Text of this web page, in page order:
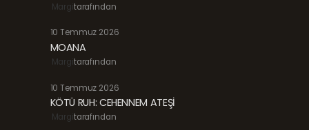
Margitarafından
10 Temmuz 2026
MOANA
Margitarafından
10 Temmuz 2026
KÖTÜ RUH: CEHENNEM ATEŞİ
Margitarafından